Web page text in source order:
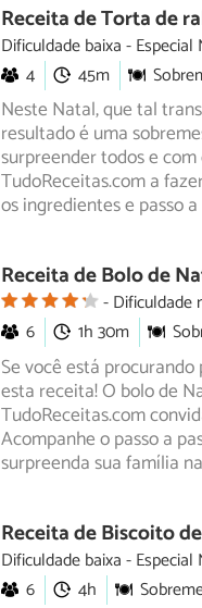
Receita de Torta de
Dificuldade baixa Especial
4
45m
Neste Natal, que tal
resultado é uma
surpreendertodos e
TudoReceitas.com a
os ingredientes e passo
Receita de Bolo de
Dificuldade
6
1h 30m
Se você está
esta receita! O bolo de
TudoReceitas.com
Acompanhe o passo a
surpreenda sua família
Receita de Biscoito
Dificuldade baixa Especial
6
4h